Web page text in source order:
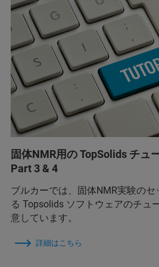
固体NMR用の TopSolids チュ
Part 3 & 4
ブルカーでは、固体NMR実験の
る Topsolids ソフトウェアのチュ
意しています。
詳細はこちら